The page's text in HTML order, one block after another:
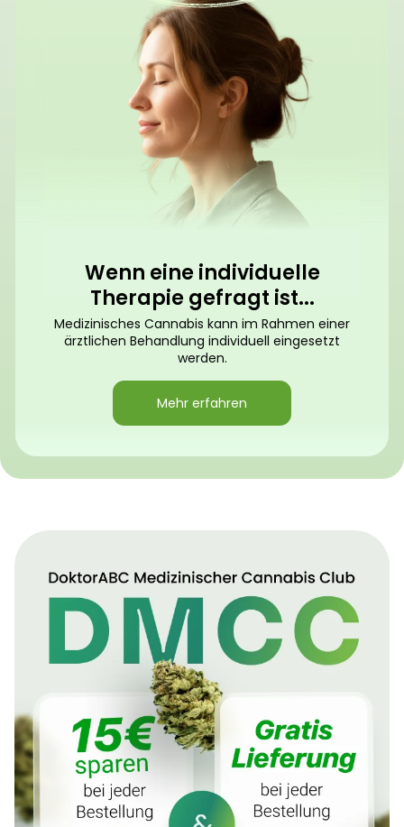
Wenn eine individuelle
Therapie gefragt ist...
Medizinisches Cannabis kann im Rahmen einer
ärztlichen Behandlung individuell eingesetzt
werden.
Mehr erfahren